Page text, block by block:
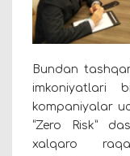
Bundan
imkoniyatlari
kompaniyalar
“Zero Risk”
xalqaro